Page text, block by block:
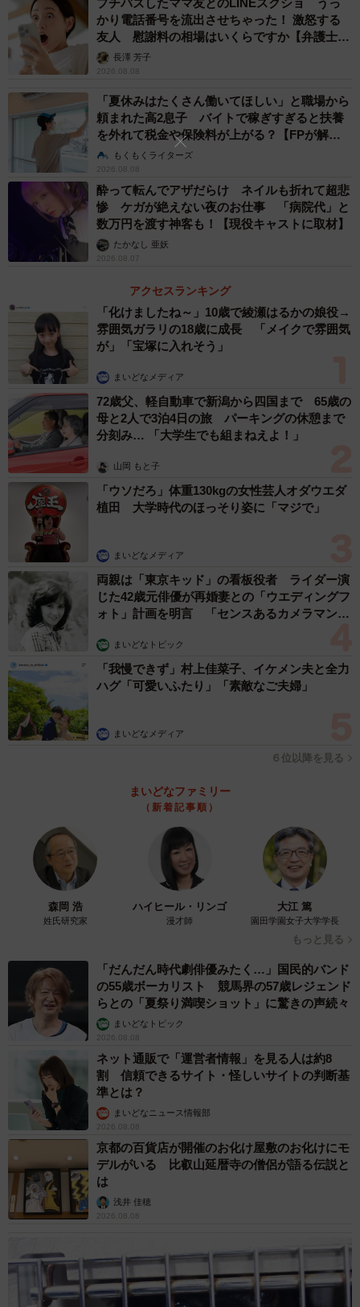
▽毎年必ず昇給する。昇格する場合は、1つ上がるごとに月
に3万円の基本給アップとなる。賞与の割合がかなり高く、
少ないのではと思う（野村総合研究所）
▽1年ごとの評価会議で決められるランクが基本給に反映さ
れます。賞与は基本は業績連動です。急にひかれたリモー
トワークに応じた特別手当などもでるのは、金額さておき
臨機応変だなと思います。数年前から新たな評価制度が導
入され、若くしてマネ職になる人材も登場しています（電
通）
▽賞与、昇給、手当、福利厚生は素晴らしく整っておりま
す。結果を残せばキチンと評価をして頂き給与という形で
表されます。そこがとても嬉しくもあり成績表のようなも
のです。自分でも頑張ったプロジェクト、そうではなかっ
たプロジェクトよく分かっておりますので自分がみた評価
と会社がみた評価はとても比例しており納得いくものでし
た（P＆Gジャパン）
▽待遇差はなく、男性と平等に扱われる。男性も育休や育
児関連（お迎え、入園式等）の中抜けや有給取得をする人
が多く、お互いの事情を理解した上でカバーし合っている
ので女性も出産育児による休暇取得や時短などに負い目を
感じることなく働きやすい（PwCコンサルティング）
▽入社3年目までは年収400万程度。その後、役職等によっ
て昇給し、営業成績がよければボーナスに反映する。女性
でもそれなりに評価されます。以前はとにかく数字ができ
る社員が評価されていたが、最近はコンプライアンス、部
下への教育姿勢などもしっかり評価の対象となっていた
（野村證券）
場合は家賃手当も手厚く、家賃の9割を負担してくれます。
今後は営業手当の廃止等の懸念はありますが、一般的な会
社よりは高水準です。半年に一度上長と相談して目標を定
めます。定量定性の両面でフラットに評価してくれていま
した（アステラス製薬）
◇ ◇
続いて、25歳から40歳にかけての「年収アップ額が大きい
企業」では、1位「セールスフォース・ジャパン」（+619
万円）、2位「電通」（+542万円）、3位「野村総合研究
所」（+537万円）、4位「アマゾンジャパン」（+522万
円）、5位「トヨタ自動車」（+491万円）、6位「P&Gジャ
パン」（+454万円）、7位「エーザイ」（+418万円）、8位
「デロイト トーマツ コンサルティング」（+384万円）、9
位「アクセンチュア」（+377万円）、10位「日産」（+368
万円）、という結果になりました。上位企業の社員からは
以下のようなクチコミが寄せられました。
◇ ◇
▽前職の日本企業と比べて年収が2倍になりました。基本給
に30時間の残業代が含まれています。超えた分を申請する
ことが可能ですが、月間30時間の残業時間を超える場合も
かり電話番号を流出させちゃった！ 激怒する
友人 慰謝料の相場はいくらですか【弁護士が
解説】長澤 芳子
2026.08.08
「夏休みはたくさん働いてほしい」と職場から
頼まれた高2息子 バイトで稼ぎすぎると扶養
を外れて税金や保険料が上がる？【FPが解
説】もくもくライターズ
2026.08.08
酔って転んでアザだらけ ネイルも折れて超悲
惨 ケガが絶えない夜のお仕事 「病院代」と
数万円を渡す神客も！【現役キャストに取材】
たかなし 亜妖
2026.08.07
アクセスランキング
「化けましたね～」10歳で綾瀬はるかの娘役→
雰囲気ガラリの18歳に成長 「メイクで雰囲気
が」「宝塚に入れそう」
まいどなメディア
72歳父、軽自動車で新潟から四国まで 65歳の
母と2人で3泊4日の旅 パーキングの休憩まで
分刻み… 「大学生でも組まねえよ！」
山岡 もと子
「ウソだろ」体重130kgの女性芸人オダウエダ
植田 大学時代のほっそり姿に「マジで」
まいどなメディア
両親は「東京キッド」の看板役者 ライダー演
じた42歳元俳優が再婚妻との「ウエディングフ
ォト」計画を明言 「センスあるカメラマン求
まいどなトピック
「我慢できず」村上佳菜子、イケメン夫と全力
ハグ「可愛いふたり」「素敵なご夫婦」
まいどなメディア
６位以降を見る
まいどなファミリー
（新着記事順）
森岡 浩
姓氏研究家
ハイヒール・リンゴ
漫才師
大江 篤
園田学園女子大学学長
もっと見る
「だんだん時代劇俳優みたく…」国民的バンド
の55歳ボーカリスト 競馬界の57歳レジェンド
らとの「夏祭り満喫ショット」に驚きの声続々
まいどなトピック
2026.08.08
ネット通販で「運営者情報」を見る人は約8
割 信頼できるサイト・怪しいサイトの判断基
準とは？
まいどなニュース情報部
2026.08.08
京都の百貨店が開催のお化け屋敷のお化けにモ
デルがいる 比叡山延暦寺の僧侶が語る伝説と
は
浅井 佳穂
2026.08.08